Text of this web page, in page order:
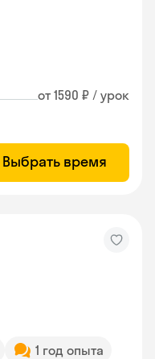
от 1590 ₽ / урок
Выбрать время
1 год опыта